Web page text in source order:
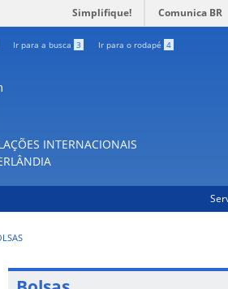
Simplifique! Comunica BR
Ir para a busca 3 Ir para o rodapé 4
INTERNACIONAIS